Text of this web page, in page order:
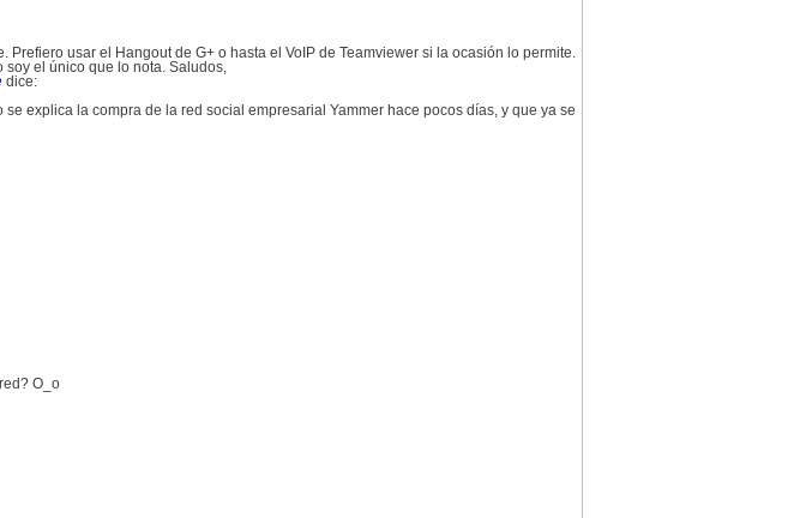
usar el Hangout de G+ o hasta el VoIP de Teamviewer si la ocasión lo permite.
el único que lo nota. Saludos,
dice:
explica la compra de la red social empresarial Yammer hace pocos días, y que ya se
O_o